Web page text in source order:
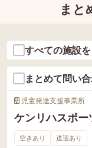
まと
すべての施設
まとめて問い
児童発達支援事業所
ケンリハスポ
空きあり 送迎あり